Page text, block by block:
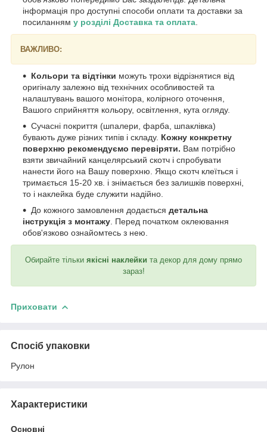
інформація про доступні способи оплати та доставки за
посиланням у розділі Доставка та оплата
ВАЖЛИВО:
Кольори та відтінки можуть трохи відрізнятися від
оригіналу залежно від технічних особливостей та
налаштувань вашого монітора, колірного оточення,
Вашого сприйняття кольору, освітлення, кута огляду.
Сучасні покриття (шпалери, фарба, шпаклівка)
бувають дуже різних типів і складу. Кожну конкретну
поверхню рекомендуємо перевіряти. Вам потрібно
взяти звичайний канцелярський скотч і спробувати
нанести його на Вашу поверхню. Якщо скотч клеїться і
тримається 15-20 хв. і знімається без залишків поверхні,
то і наклейка буде служити надійно.
До кожного замовлення додається детальна
інструкція з монтажу . Перед початком оклеювання
обов'язково ознайомтесь з нею.
Обирайте тільки якісні наклейки та декор для дому прямо
зараз!
Приховати
Спосіб упаковки
Рулон
Характеристики
Основні